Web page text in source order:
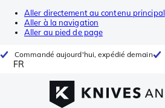
Aller directement au contenu principal
Aller à la navigation
Aller au pied de page
Commandé aujourd'hui, expédié demain
FR